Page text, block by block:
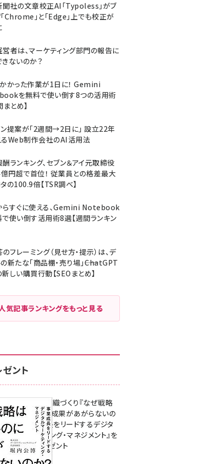
社の文章校正AI「Typoless」がブ
Chrome」と「Edge」上でも校正が
者は、マーケティング部門の報告に
ないのか？
かった作業が1日に！ Gemini
を無料で使い倒す8つの活用術
まとめ】
ン提案が「2週間→2日に」 設立22年
るWeb制作会社のAI活用法
ランキング、セブン＆アイ元取締役
円超で首位！ 従業員との格差最大
の100.9倍【TSR調べ】
らすぐに使える、Gemini Notebook
使い倒す活用術8選【週間ランキン
フレーミング（見せ方・提示）は、デ
新たな「商品棚・売り場」――ChatGPT
しい購買行動【SEOまとめ】
気記事ランキングをもっと見る
ント
成果を生む組織づくり『なぜ戦略
は正しいのに成果があがらないの
か？ 事業成長をリードするデジタ
ルマーケティング・マネジメント』を
3名様にプレゼント
8月7日 10:00